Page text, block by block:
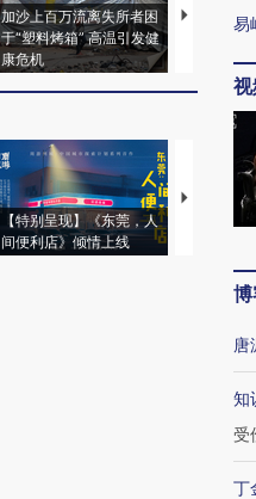
加沙上百万流离失所者困
于“塑料烤箱” 高温引发健
康危机
视线｜
术：是什
心“花钱找
【特别呈现】《东莞，人
间便利店》倾情上线
【推广】
会，让数
易
唐
知
受
丁